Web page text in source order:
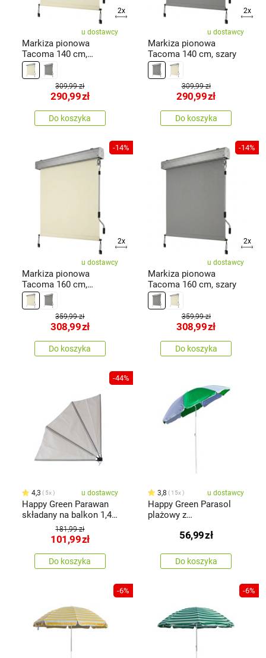
2x
u dostawcy
Markiza pionowa
Tacoma 140 cm,
beżowy
309,99 zł
290,99zł
Do koszyka
2x
u dostawcy
Markiza pionowa
Tacoma 140 cm, szary
309,99 zł
290,99zł
Do koszyka
-14%
2x
u dostawcy
Markiza pionowa
Tacoma 160 cm,
beżowy
359,99 zł
308,99zł
Do koszyka
-14%
2x
u dostawcy
Markiza pionowa
Tacoma 160 cm, szary
359,99 zł
308,99zł
Do koszyka
-44%
4,3 5x u dostawcy
Happy Green Parawan
składany na balkon 1,4
m, beżowy181,99 zł
101,99zł
Do koszyka
3,8 15x u dostawcy
Happy Green Parasol
plażowy z
mix kolorów
56,99zł
Do koszyka
-6% -6%